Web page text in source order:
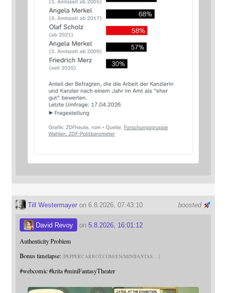
boosted
Till Westermayeron 6.8.2026, 07:43:10
David Revoy on 5.8.2026, 16:01:12
Authenticity Problem
Bonus timelapse: PEPPERCARROT.COM/EN/MINIFANTAS
#webcomic #krita #miniFantasyTheater